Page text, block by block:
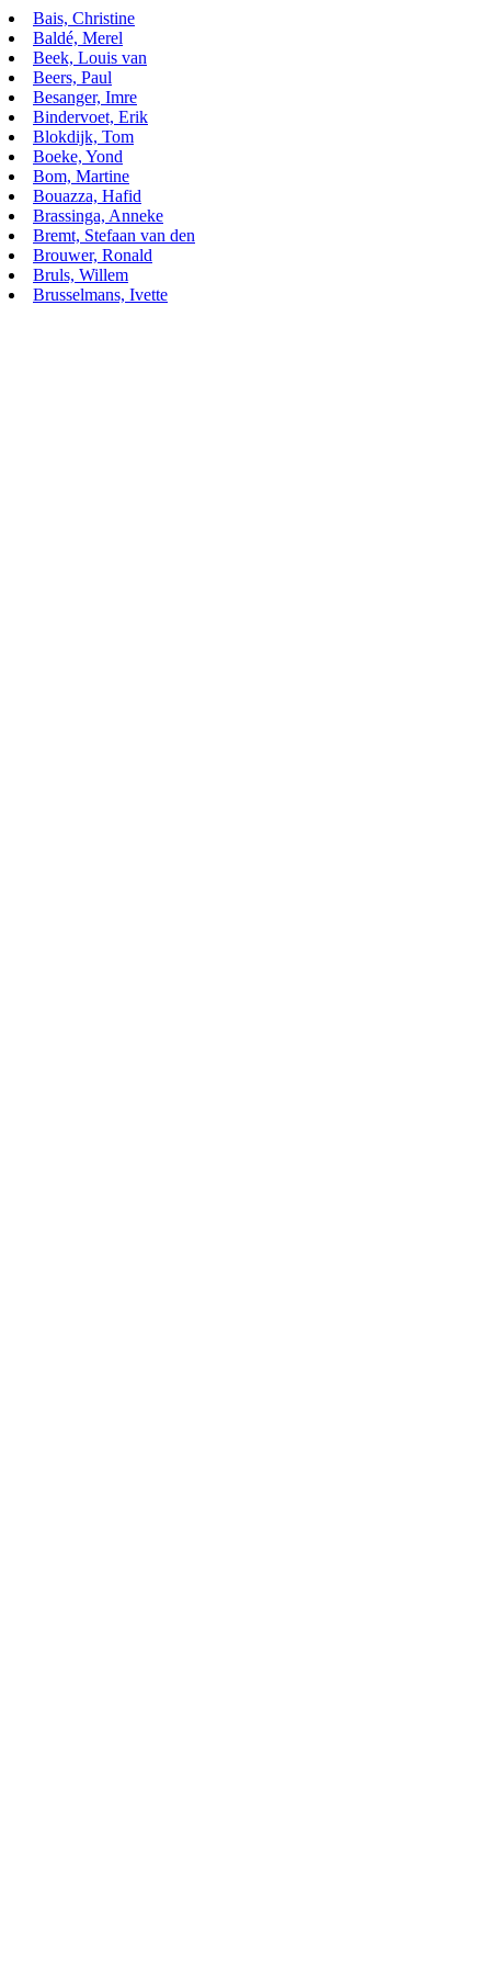
Bais, Christine
Baldé, Merel
Beek, Louis van
Beers, Paul
Besanger, Imre
Bindervoet, Erik
Blokdijk, Tom
Boeke, Yond
Bom, Martine
Bouazza, Hafid
Brassinga, Anneke
Bremt, Stefaan van den
Brouwer, Ronald
Bruls, Willem
Brusselmans, Ivette